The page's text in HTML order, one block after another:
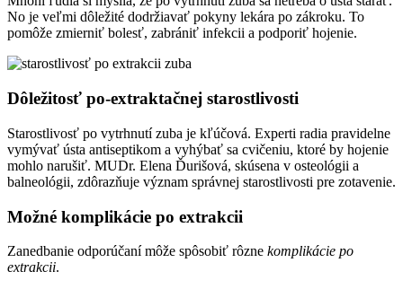
No je veľmi dôležité dodržiavať pokyny lekára po zákroku. To
pomôže zmierniť bolesť, zabrániť infekcii a podporiť hojenie.
Dôležitosť po-extraktačnej starostlivosti
Starostlivosť po vytrhnutí zuba je kľúčová. Experti radia pravidelne
vymývať ústa antiseptikom a vyhýbať sa cvičeniu, ktoré by hojenie
mohlo narušiť. MUDr. Elena Ďurišová, skúsena v osteológii a
balneológii, zdôrazňuje význam správnej starostlivosti pre zotavenie.
Možné komplikácie po extrakcii
Zanedbanie odporúčaní môže spôsobiť rôzne komplikácie po
extrakcii.